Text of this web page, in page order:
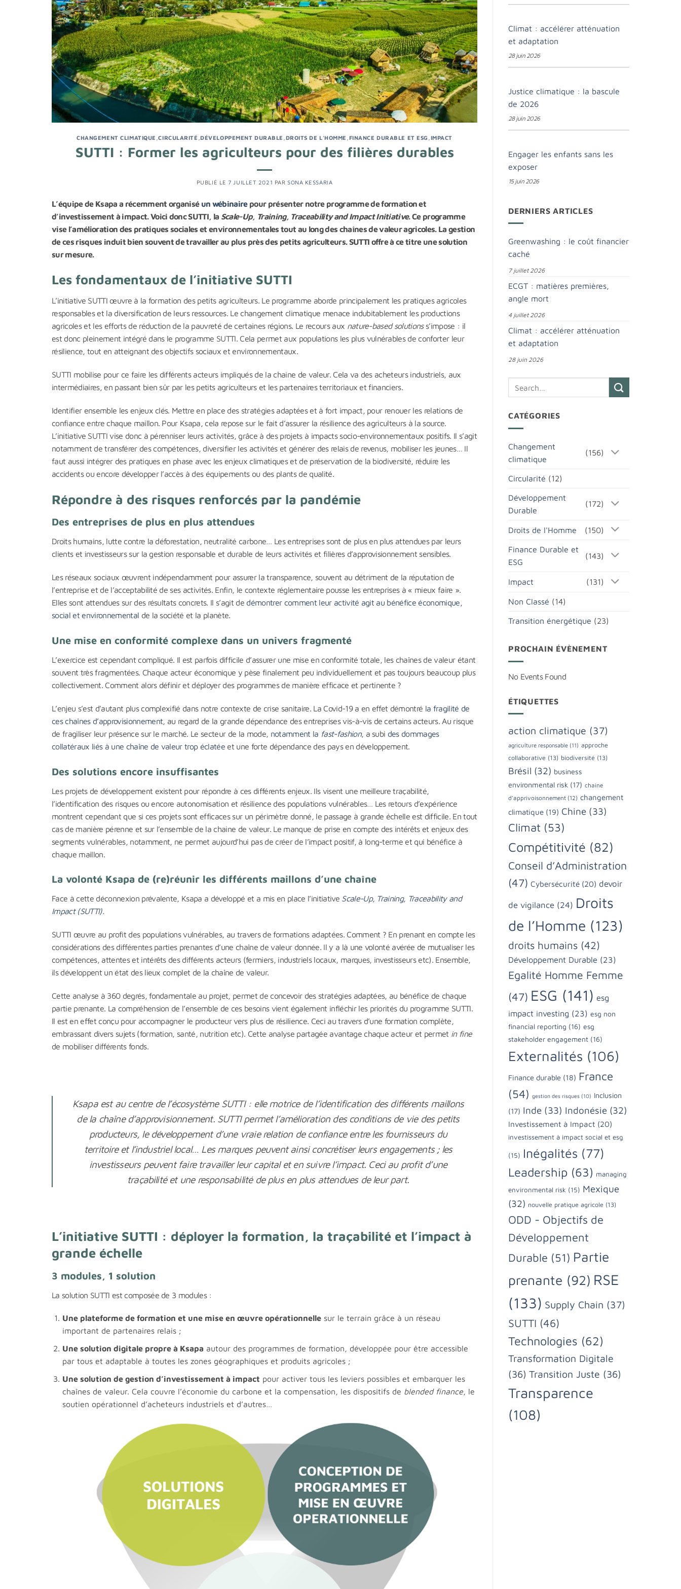
CHANGEMENT CLIMATIQUE ,CIRCULARITÉ ,DÉVELOPPEMENT DURABLE DROITS DE L'HOMME FINANCE DURABLE ET ESG IMPACT
SUTTI : Former les agriculteurs pour des filières durables
PUBLIÉ LE 7 JUILLET 2021 PAR SONA KESSARIA
L’équipe de Ksapa a récemment organisé un wébinairepour présenter notre programme de formation et
d’investissement à impact. Voici donc SUTTI, la Scale-Up, Training, Traceability and Impact Initiative. Ce programme
vise l’amélioration des pratiques sociales et environnementales tout au long des chaînes de valeur agricoles. La gestion
de ces risques induit bien souvent de travailler au plus près des petits agriculteurs. SUTTI offre à ce titre une solution
sur mesure.
Les fondamentaux de l’initiative SUTTI
L’initiative SUTTI œuvre à la formation des petits agriculteurs. Le programme aborde principalement les pratiques agricoles
responsables et la diversification de leurs ressources. Le changement climatique menace indubitablement les productions
agricoles et les efforts de réduction de la pauvreté de certaines régions. Le recours aux nature-based solutions s’impose : il
est donc pleinement intégré dans le programme SUTTI. Cela permet aux populations les plus vulnérables de conforter leur
résilience, tout en atteignant des objectifs sociaux et environnementaux.
SUTTI mobilise pour ce faire les différents acteurs impliqués de la chaine de valeur. Cela va des acheteurs industriels, aux
intermédiaires, en passant bien sûr par les petits agriculteurs et les partenaires territoriaux et financiers.
Identifier ensemble les enjeux clés. Mettre en place des stratégies adaptées et à fort impact, pour renouer les relations de
confiance entre chaque maillon. Pour Ksapa, cela repose sur le fait d’assurer la résilience des agriculteurs à la source.
L’initiative SUTTI vise donc à pérenniser leurs activités, grâce à des projets à impacts socio-environnementaux positifs. Il s’agit
notamment de transférer des compétences, diversifier les activités et générer des relais de revenus, mobiliser les jeunes… Il
faut aussi intégrer des pratiques en phase avec les enjeux climatiques et de préservation de la biodiversité, réduire les
accidents ou encore développer l’accès à des équipements ou des plants de qualité.
Répondre à des risques renforcés par la pandémie
Des entreprises de plus en plus attendues
Droits humains, lutte contre la déforestation, neutralité carbone… Les entreprises sont de plus en plus attendues par leurs
clients et investisseurs sur la gestion responsable et durable de leurs activités et filières d’approvisionnement sensibles.
Les réseaux sociaux œuvrent indépendamment pour assurer la transparence, souvent au détriment de la réputation de
l’entreprise et de l’acceptabilité de ses activités. Enfin, le contexte réglementaire pousse les entreprises à « mieux faire ».
Elles sont attendues sur des résultats concrets. Il s’agit de démontrer comment leur activité agit au bénéfice économique,
social et environnemental de la société et la planète.
Une mise en conformité complexe dans un univers fragmenté
L’exercice est cependant compliqué. Il est parfois difficile d’assurer une mise en conformité totale, les chaînes de valeur étant
souvent très fragmentées. Chaque acteur économique y pèse finalement peu individuellement et pas toujours beaucoup plus
collectivement. Comment alors définir et déployer des programmes de manière efficace et pertinente ?
L’enjeu s’est d’autant plus complexifié dans notre contexte de crise sanitaire. La Covid-19 a en effet démontré la fragilité de
ces chaînes d’approvisionnement, au regard de la grande dépendance des entreprises vis-à-vis de certains acteurs. Au risque
de fragiliser leur présence sur le marché. Le secteur de la mode, notamment la fast-fashion, a subi des dommages
collatéraux liés à une chaîne de valeur trop éclatée et une forte dépendance des pays en développement.
Des solutions encore insuffisantes
Les projets de développement existent pour répondre à ces différents enjeux. Ils visent une meilleure traçabilité,
l’identification des risques ou encore autonomisation et résilience des populations vulnérables… Les retours d’expérience
montrent cependant que si ces projets sont efficaces sur un périmètre donné, le passage à grande échelle est difficile. En tout
cas de manière pérenne et sur l’ensemble de la chaine de valeur. Le manque de prise en compte des intérêts et enjeux des
segments vulnérables, notamment, ne permet aujourd’hui pas de créer de l’impact positif, à long-terme et qui bénéfice à
chaque maillon.
La volonté Ksapa de (re)réunir les différents maillons d’une chaîne
Face à cette déconnexion prévalente, Ksapa a développé et a mis en place l’initiative Scale-Up, Training, Traceability and
Impact (SUTTI).
SUTTI œuvre au profit des populations vulnérables, au travers de formations adaptées. Comment ? En prenant en compte les
considérations des différentes parties prenantes d’une chaîne de valeur donnée. Il y a là une volonté avérée de mutualiser les
compétences, attentes et intérêts des différents acteurs (fermiers, industriels locaux, marques, investisseurs etc). Ensemble,
ils développent un état des lieux complet de la chaîne de valeur.
Cette analyse à 360 degrés, fondamentale au projet, permet de concevoir des stratégies adaptées, au bénéfice de chaque
partie prenante. La compréhension de l’ensemble de ces besoins vient également infléchir les priorités du programme SUTTI.
Il est en effet conçu pour accompagner le producteur vers plus de résilience. Ceci au travers d’une formation complète,
embrassant divers sujets (formation, santé, nutrition etc). Cette analyse partagée avantage chaque acteur et permet in fine
de mobiliser différents fonds.
Ksapa est au centre de l’écosystème SUTTI : elle motrice de l’identification des différents maillons
de la chaîne d’approvisionnement. SUTTI permet l’amélioration des conditions de vie des petits
producteurs, le développement d’une vraie relation de confiance entre les fournisseurs du
territoire et l’industriel local… Les marques peuvent ainsi concrétiser leurs engagements ; les
investisseurs peuvent faire travailler leur capital et en suivre l’impact. Ceci au profit d’une
traçabilité et une responsabilité de plus en plus attendues de leur part.
L’initiative SUTTI : déployer la formation, la traçabilité et l’impact à
grande échelle
3 modules, 1 solution
La solution SUTTI est composée de 3 modules :
Une plateforme de formation et une mise en œuvre opérationnellesur le terrain grâce à un réseau
important de partenaires relais ;
Une solution digitale propre à Ksapa autour des programmes de formation, développée pour être accessible
par tous et adaptable à toutes les zones géographiques et produits agricoles ;
Une solution de gestion d’investissement à impact pour activer tous les leviers possibles et embarquer les
chaînes de valeur. Cela couvre l’économie du carbone et la compensation, les dispositifs de blended finance, le
soutien opérationnel d’acheteurs industriels et d’autres…
Climat : accélérer atténuation
et adaptation
28 juin 2026
Justice climatique : la bascule
de 2026
28 juin 2026
Engager les enfants sans les
exposer
15 juin 2026
DERNIERS ARTICLES
Greenwashing : le coût financier
caché
7 juillet 2026
ECGT : matières premières,
angle mort
4 juillet 2026
Climat : accélérer atténuation
et adaptation
28 juin 2026
CATÉGORIES
Changement
climatique
(156)
Circularité (12)
Développement
Durable
(172)
Droits de l'Homme (150)
Finance Durable et
ESG
(143)
Impact (131)
Non Classé (14)
Transition énergétique (23)
PROCHAIN ÉVÈNEMENT
No Events Found
ÉTIQUETTES
action climatique (37)
agriculture responsable (11) approche
collaborative (13) biodiversité (13)
Brésil (32) business
environmental risk (17) chaine
d'apprivoisonnement (12) changement
climatique (19) Chine (33)
Climat (53)
Compétitivité (82)
Conseil d’Administration
(47) Cybersécurité (20) devoir
de vigilance (24) Droits
de l’Homme (123)
droits humains (42)
Développement Durable (23)
Egalité Homme Femme
(47) ESG (141) esg
impact investing (23) esg non
financial reporting (16) esg
stakeholder engagement (16)
Externalités (106)
Finance durable (18) France
(54) gestion des risques (10) Inclusion
(17) Inde (33) Indonésie (32)
Investissement à Impact (20)
investissement à impact social et esg
(15) Inégalités (77)
Leadership (63) managing
environmental risk (15) Mexique
(32) nouvelle pratique agricole (13)
ODD - Objectifs de
Développement
Durable (51) Partie
prenante (92) RSE
(133) Supply Chain (37)
SUTTI (46)
Technologies (62)
Transformation Digitale
(36) Transition Juste (36)
Transparence
(108)